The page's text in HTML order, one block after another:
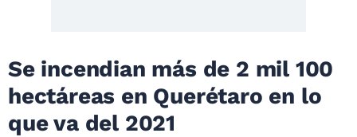
Se incendian más de 2 mil 100
hectáreas en Querétaro en lo
que va del 2021